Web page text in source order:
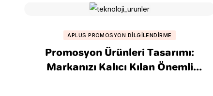
APLUS PROMOSYON BILGILENDIRME
Promosyon Ürünleri Tasarımı:
Markanızı Kalıcı Kılan Önemli